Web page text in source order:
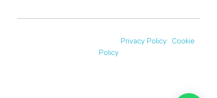
Privacy Policy| Cookie
Policy